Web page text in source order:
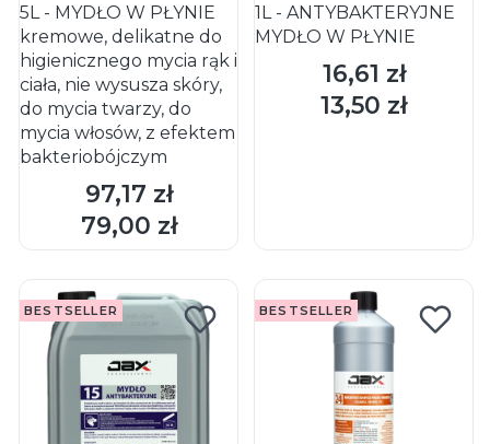
5L - MYDŁO W PŁYNIE
kremowe, delikatne do
higienicznego mycia rąk i
ciała, nie wysusza skóry,
do mycia twarzy, do
mycia włosów, z efektem
bakteriobójczym
Cena
97,17 zł
Cena
79,00 zł
DO KOSZYKA
1L - ANTYBAKTERYJNE
MYDŁO W PŁYNIE
Cena
16,61 zł
Cena
13,50 zł
BESTSELLER BESTSELLER